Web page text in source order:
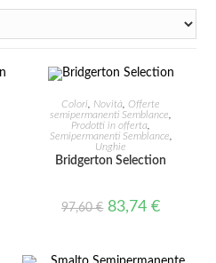
IN OFFERTA!
AGGIUNGI AL CARRELLO
Colori Novità ,Offerte
semipermanenti Semblance
Prodotti in offerta
Semipermanenti Semblance
Unghie
Bridgerton Selection
97,60€ 83,74€